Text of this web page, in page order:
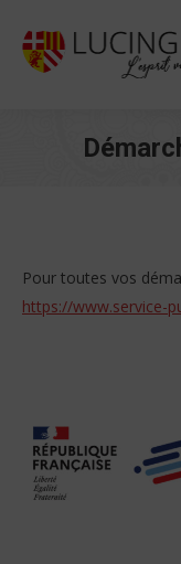
Pour toutes vos
https://www.service-